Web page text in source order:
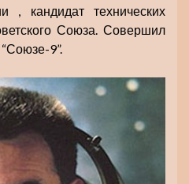
, кандидат технических
Союза. Совершил
9”.